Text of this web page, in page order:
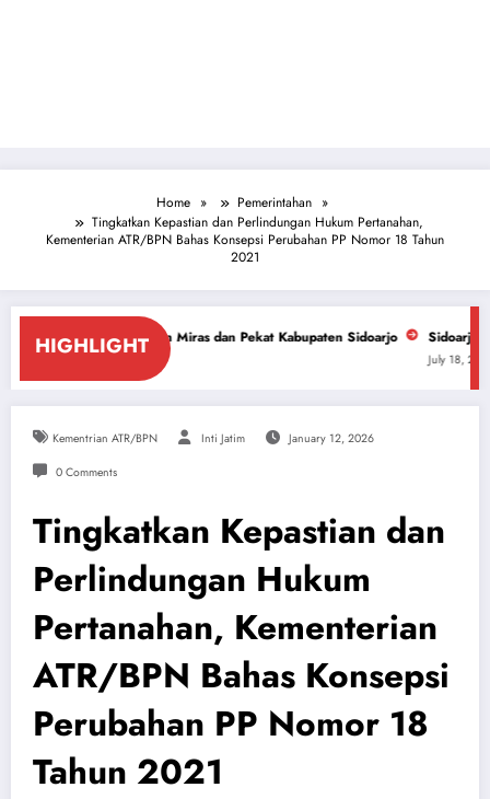
Home
Pemerintahan
Tingkatkan Kepastian dan Perlindungan Hukum Pertanahan,
Kementerian ATR/BPN Bahas Konsepsi Perubahan PP Nomor 18 Tahun
2021
HIGHLIGHT
Miras dan Pekat Kabupaten Sidoarjo Sidoarjo Darurat Miras dan
Kementrian ATR/BPN Inti Jatim January 12, 2026
0 Comments
Tingkatkan Kepastian dan
Perlindungan Hukum
Pertanahan, Kementerian
ATR/BPN Bahas Konsepsi
Perubahan PP Nomor 18
Tahun 2021